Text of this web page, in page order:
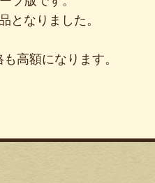
となりました。
高額になります。